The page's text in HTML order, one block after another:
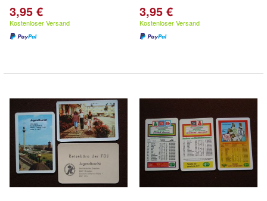
3,95 €
Kostenloser Versand
3,95 €
Kostenloser Versand